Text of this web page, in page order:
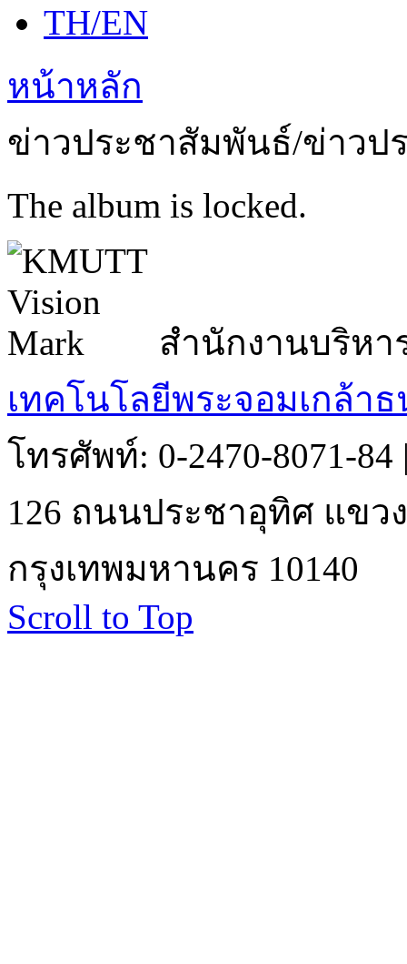
TH/EN
หน้าหลัก
ข่าวประชาสัมพันธ์/ข่าวป
The album is locked.
สำนักงานบริห
เทคโนโลยีพระจอมเกล้า
โทรศัพท์: 0-2470-8071-84
126 ถนนประชาอุทิศ แขว
กรุงเทพมหานคร 10140
Scroll to Top